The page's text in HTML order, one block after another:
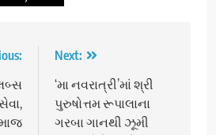
Next:
‘મા નવરાત્રી’માં શ્રી
પુરુષોત્તમ રૂપાલાના
ગરબા ગાનથી ઝૂમી